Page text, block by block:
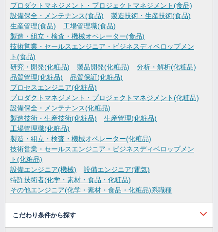
プロダクトマネジメント・プロジェクトマネジメント(食品)
設備保全・メンテナンス(食品)
製造技術・生産技術(食品)
生産管理(食品)
工場管理職(食品)
製造・組立・検査・機械オペレーター(食品)
技術営業・セールスエンジニア・ビジネスディベロップメン
ト(食品)
研究・開発(化粧品)
製品開発(化粧品)
分析・解析(化粧品)
品質管理(化粧品)
品質保証(化粧品)
プロセスエンジニア(化粧品)
プロダクトマネジメント・プロジェクトマネジメント(化粧品)
設備保全・メンテナンス(化粧品)
製造技術・生産技術(化粧品)
生産管理(化粧品)
工場管理職(化粧品)
製造・組立・検査・機械オペレーター(化粧品)
技術営業・セールスエンジニア・ビジネスディベロップメン
ト(化粧品)
設備エンジニア(機械)
設備エンジニア(電気)
特許技術者(化学・素材・食品・化粧品)
その他エンジニア(化学・素材・食品・化粧品)系職種
こだわり条件から探す